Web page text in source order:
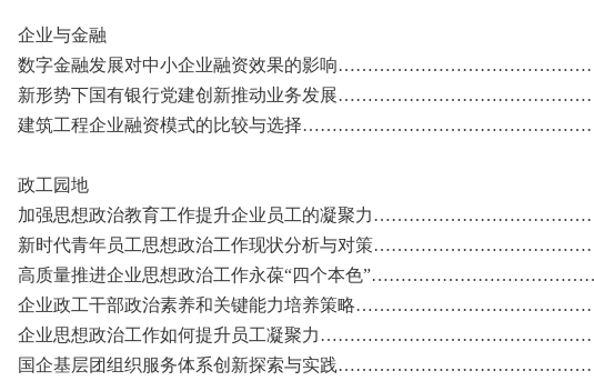
企业与金融
数字金融发展对中小企业融资效果的影响
新形势下国有银行党建创新推动业务发展
建筑工程企业融资模式的比较与选择
政工园地
加强思想政治教育工作提升企业员工的凝聚力
新时代青年员工思想政治工作现状分析与对策
高质量推进企业思想政治工作永葆“四个本色
企业政工干部政治素养和关键能力培养策略
企业思想政治工作如何提升员工凝聚力
国企基层团组织服务体系创新探索与实践